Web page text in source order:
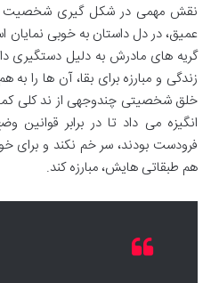
نقش مهمی در شکل گیری شخصیت ند
عمیق، در دل داستان به خوبی
گریه های مادرش به دلیل دستگیری
زندگی و مبارزه برای بقا، آن ها را
خلق شخصیتی چندوجهی از ند کلی
انگیزه می داد تا در برابر
فرودست بودند، سر خم نکند و برای
هم طبقاتی هایش، مبارزه کند.